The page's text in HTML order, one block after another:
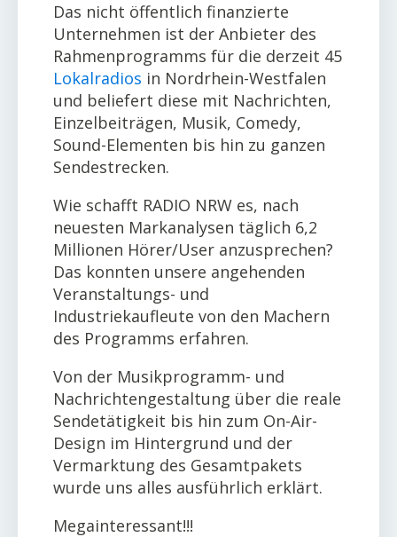
Das nicht öffentlich finanzierte
Unternehmen ist der Anbieter des
Rahmenprogramms für die derzeit 45
Lokalradios in Nordrhein-Westfalen
und beliefert diese mit Nachrichten,
Einzelbeiträgen, Musik, Comedy,
Sound-Elementen bis hin zu ganzen
Sendestrecken.
Wie schafft RADIO NRW es, nach
neuesten Markanalysen täglich 6,2
Millionen Hörer/User anzusprechen?
Das konnten unsere angehenden
Veranstaltungs- und
Industriekaufleute von den Machern
des Programms erfahren.
Von der Musikprogramm- und
Nachrichtengestaltung über die reale
Sendetätigkeit bis hin zum On-Air-
Design im Hintergrund und der
Vermarktung des Gesamtpakets
wurde uns alles ausführlich erklärt.
Megainteressant!!!